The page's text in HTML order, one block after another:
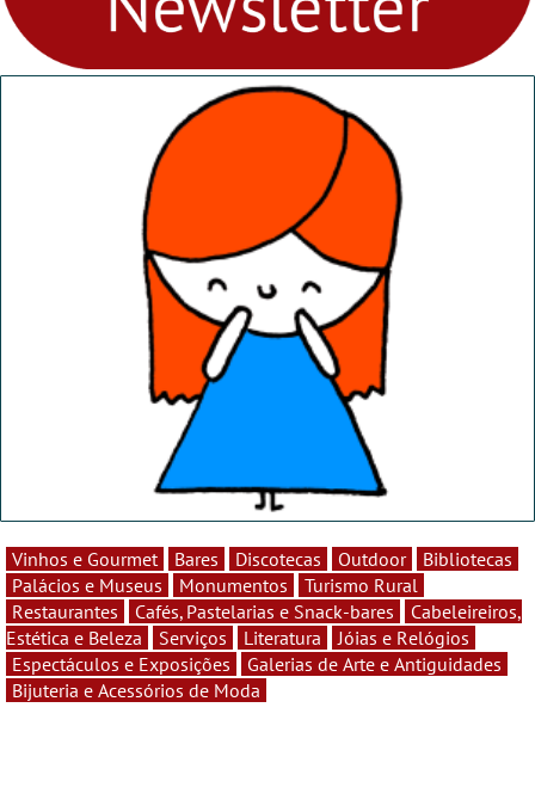
Vinhos e Gourmet Bares Discotecas Outdoor
Bibliotecas
Palácios e Museus
Monumentos
Turismo Rural
Restaurantes
Cafés, Pastelarias e Snack-bares
Cabeleireiros,
Estética e Beleza
Serviços Literatura
Jóias e Relógios
Espectáculos e Exposições
Galerias de Arte e Antiguidades
Bijuteria e Acessórios de Moda